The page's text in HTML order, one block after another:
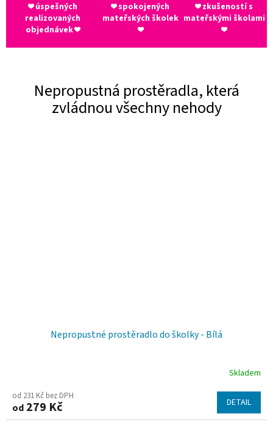
❤ úspešných
realizovaných
objednávek ❤
❤ spokojených
mateřských školek
❤
❤ zkušeností s
mateřskými školami
❤
Nepropustná prostěradla, která
zvládnou všechny nehody
Nepropustné prostěradlo do školky - Bílá
hodnocení
produktu
Skladem
od 231 Kč bez DPH
od 279 Kč DETAIL